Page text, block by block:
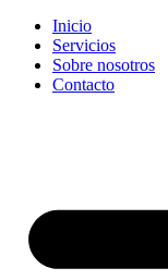
Inicio
Servicios
Sobre nosotros
Contacto